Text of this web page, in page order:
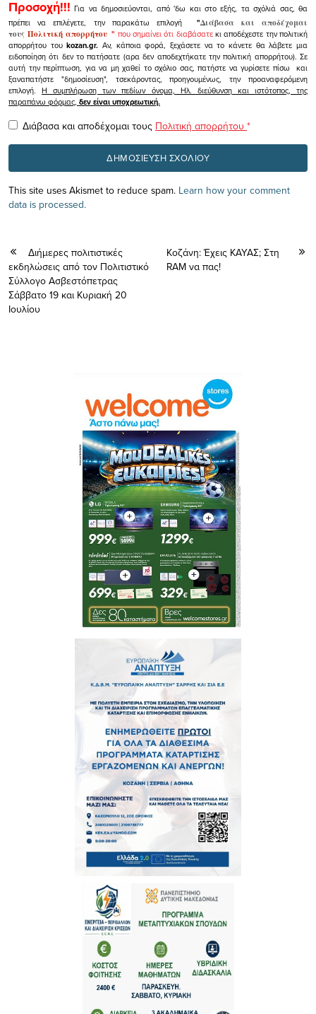
Προσοχή!!! Για να δημοσιεύονται, από 'δω και στο εξής, τα σχόλιά σας, θα
πρέπει να επιλέγετε, την παρακάτω επιλογή
"Διάβασα και αποδέχομαι
τουςΠολιτική απορρήτου" που σημαίνει ότι διαβάσατεκι αποδέχεστε την πολιτική
απορρήτου τουkozan.gr. Αν, κάποια φορά, ξεχάσετε να το κάνετε θα λάβετε μια
ειδοποίηση ότι δεν το πατήσατε (αρα δεν αποδεχτήκατε την πολιτική απορρήτου). Σε
αυτή την περίπτωση, για να μη χαθεί το σχόλιο σας, πατήστε να γυρίσετε πίσω και
ξαναπατήστε "δημοσίευση", τσεκάροντας, προηγουμένως, την προαναφερόμενη
επιλογή.Η συμπλήρωση των πεδίων όνομα, Ηλ. διεύθυνση και ιστότοπος, της
παραπάνω φόρμας, δεν είναι υποχρεωτική.
Διάβασα και αποδέχομαι τους Πολιτική απορρήτου *
This site uses Akismet to reduce spam. Learn how your comment
data is processed.
Διήμερες πολιτιστικές
εκδηλώσεις από τον Πολιτιστικό
Σύλλογο Ασβεστόπετρας
Σάββατο 19 και Κυριακή 20
Ιουλίου
Κοζάνη: Έχεις ΚΑΥΑΣ; Στη
RAM να πας!